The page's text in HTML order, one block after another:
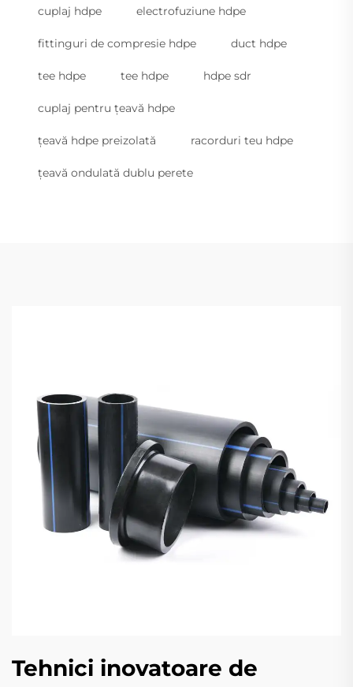
cuplaj hdpe electrofuziune hdpe
fittinguri de compresie hdpe duct hdpe
tee hdpe tee hdpe hdpe sdr
cuplaj pentru țeavă hdpe
țeavă hdpe preizolată racorduri teu hdpe
țeavă ondulată dublu perete
Tehnici inovatoare de